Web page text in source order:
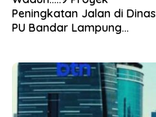
Peningkatan Jalan di Dinas
PU Bandar Lampung